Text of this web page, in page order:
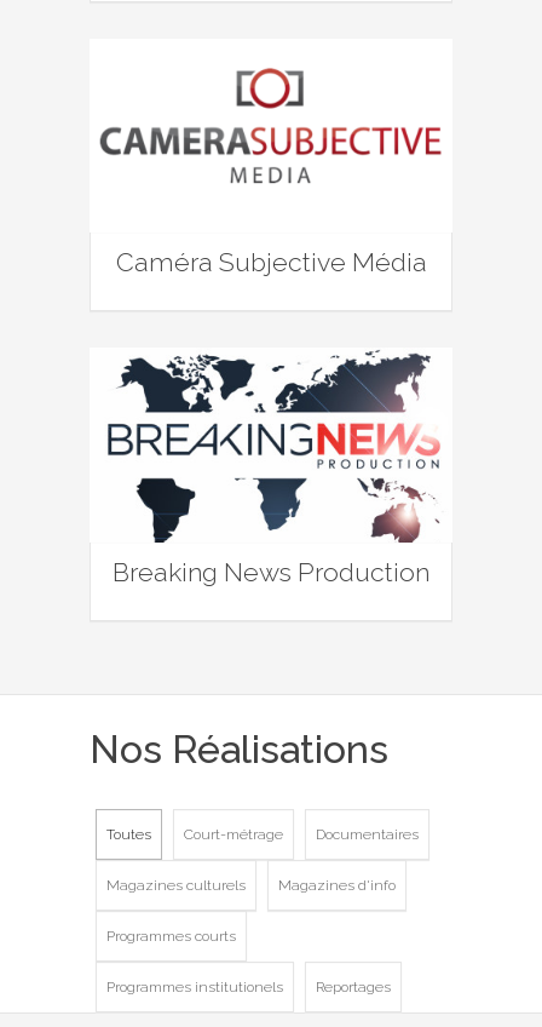
Caméra Subjective Média
Breaking News Production
Nos Réalisations
Toutes Court-métrage Documentaires
Magazines culturels Magazines d'info
Programmes courts
Programmes institutionels Reportages